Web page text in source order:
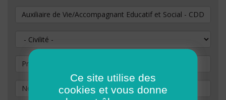
Vous souhaitez postuler au poste de
Civilité
Prénom
Nom
Ce site utilise des
cookies et vous donne